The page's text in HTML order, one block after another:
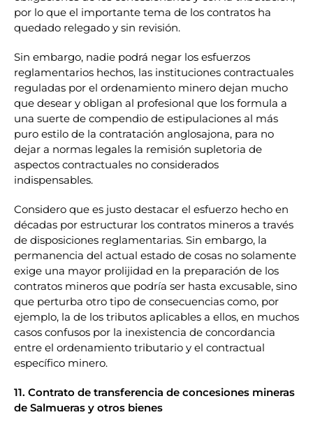
por lo que el importante tema de los contratos ha
quedado relegado y sin revisión.
Sin embargo, nadie podrá negar los esfuerzos
reglamentarios hechos, las instituciones contractuales
reguladas por el ordenamiento minero dejan mucho
que desear y obligan al profesional que los formula a
una suerte de compendio de estipulaciones al más
puro estilo de la contratación anglosajona, para no
dejar a normas legales la remisión supletoria de
aspectos contractuales no considerados
indispensables.
Considero que es justo destacar el esfuerzo hecho en
décadas por estructurar los contratos mineros a través
de disposiciones reglamentarias. Sin embargo, la
permanencia del actual estado de cosas no solamente
exige una mayor prolijidad en la preparación de los
contratos mineros que podría ser hasta excusable, sino
que perturba otro tipo de consecuencias como, por
ejemplo, la de los tributos aplicables a ellos, en muchos
casos confusos por la inexistencia de concordancia
entre el ordenamiento tributario y el contractual
específico minero.
11. Contrato de transferencia de concesiones mineras
de Salmueras y otros bienes